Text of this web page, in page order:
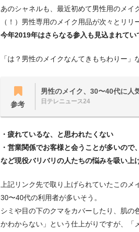
あのシャネルも、最近初めて男性用のメ
（！）男性専用のメイク用品が次々とリリ
今年2019年はさらなる参入も見込まれてい
「は？男性のメイクなんてきもちわりー
参考
男性のメイク、30〜40代に人
日テレニュース24
・疲れているな、と思われたくない
・営業関係でお客様と会うことが多いので
など現役バリバリの人たちの悩みを吸い上
上記リンク先で取り上げられていたこのメ
30〜40代の利用者が多いそう。
シミや目の下のクマをカバーしたり、肌の
かわからない」という仕上がりですが、「